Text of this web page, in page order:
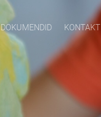
DOKUMENDID KONTAKT